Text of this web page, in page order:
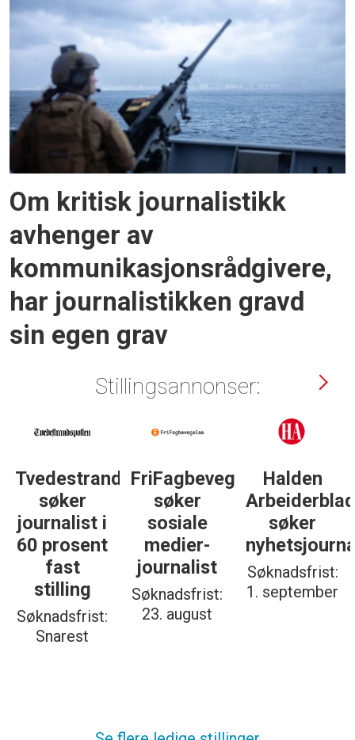
Om kritisk journalistikk
avhenger av
kommunikasjons­rådgivere,
har journalistikken gravd
sin egen grav
Stillingsannonser:
Halden
Arbeiderblad
søker
nyhetsjournalist
Søknadsfrist:
1. september
Støttegruppa
25. juni
søker
journalist
Søknadsfrist:
19. august
Journalist
med teft
for
digitale
spor? Bli
med på å